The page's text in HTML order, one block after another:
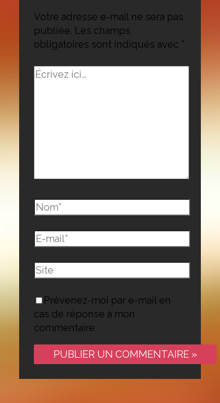
Votre adresse e-mail ne sera pas
publiée. Les champs
obligatoires sont indiqués avec *
Écrivez
Nom*
E-
mail*
Site
Prévenez-moi par e-mail en
cas de réponse à mon
commentaire.